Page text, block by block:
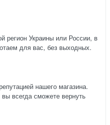
регион Украины или России, в
для вас, без выходных.
нашего магазина.
всегда сможете вернуть